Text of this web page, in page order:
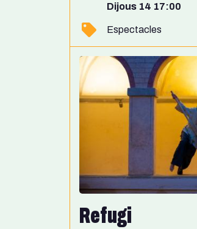
Dijous 14 17:00
Espectacles
Refugi